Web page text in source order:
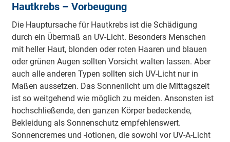
Hautkrebs – Vorbeugung
Die Hauptursache für Hautkrebs ist die Schädigung
durch ein Übermaß an UV-Licht. Besonders Menschen
mit heller Haut, blonden oder roten Haaren und blauen
oder grünen Augen sollten Vorsicht walten lassen. Aber
auch alle anderen Typen sollten sich UV-Licht nur in
Maßen aussetzen. Das Sonnenlicht um die Mittagszeit
ist so weitgehend wie möglich zu meiden. Ansonsten ist
hochschließende, den ganzen Körper bedeckende,
Bekleidung als Sonnenschutz empfehlenswert.
Sonnencremes und -lotionen, die sowohl vor UV-A-Licht